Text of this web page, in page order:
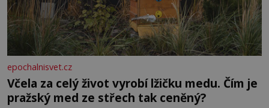
epochalnisvet.cz
Včela za celý život vyrobí lžičku medu. Čím je
pražský med ze střech tak ceněný?